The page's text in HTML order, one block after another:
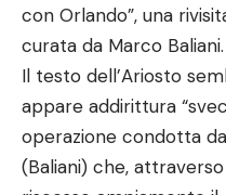
con Orlando”, una
curata da Marco Baliani.
Il testo dell’Ariosto
appare addirittura
operazione condotta
(Baliani) che,